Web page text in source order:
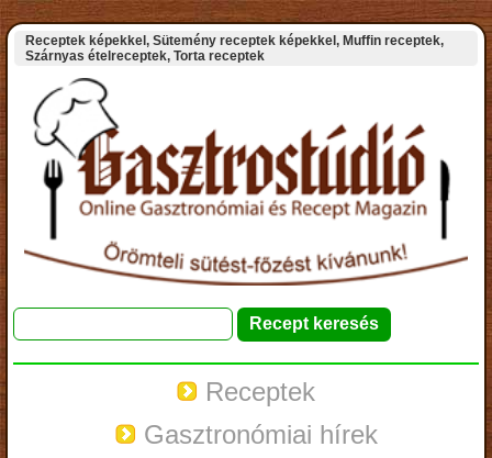
Receptek képekkel, Sütemény receptek képekkel, Muffin receptek,
Szárnyas ételreceptek, Torta receptek
Receptek
Gasztronómiai hírek